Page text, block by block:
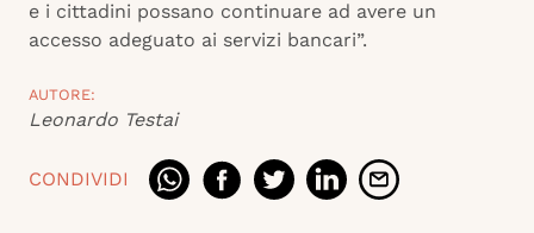
e i cittadini possano continuare ad avere un
accesso adeguato ai servizi bancari”.
AUTORE:
Leonardo Testai
CONDIVIDI